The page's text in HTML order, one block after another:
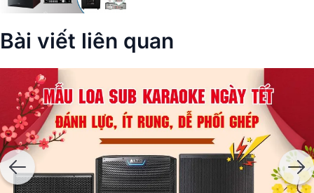
Bài viết liên quan